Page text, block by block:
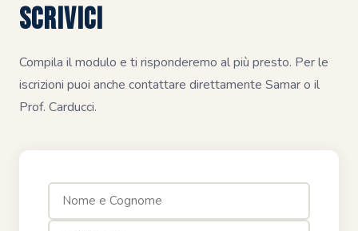
Scrivici
Compila il modulo e ti risponderemo al più presto. Per le
iscrizioni puoi anche contattare direttamente Samar o il
Prof. Carducci.